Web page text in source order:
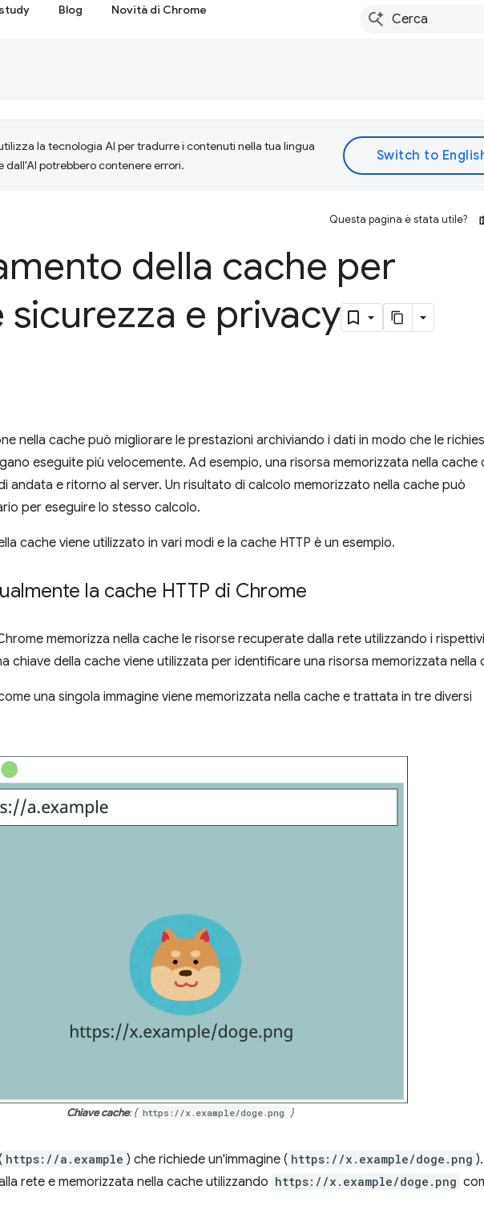
Blog Novità di Chrome
la tecnologia AI per tradurre i contenuti nella tua lingua
potrebbero contenere errori.
Questa pagina è stata utile?
della cache per
e privacy
nella cache può migliorare le prestazioni archiviando i dati in modo che le
eseguite più velocemente. Ad esempio, una risorsa memorizzata nella cache
andata e ritorno al server. Un risultato di calcolo memorizzato nella cache può
per eseguire lo stesso calcolo.
cache viene utilizzato in vari modi e la cache HTTP è un esempio.
la cache HTTP di Chrome
memorizza nella cache le risorse recuperate dalla rete utilizzando i rispettivi
chiave della cache viene utilizzata per identificare una risorsa memorizzata nella
una singola immagine viene memorizzata nella cache e trattata in tre diversi
Chiave cache: { https://x.example/doge.png }
https://a.example ) che richiede un'immagine ( https://x.example/doge.png ).
rete e memorizzata nella cache utilizzando https://x.example/doge.png